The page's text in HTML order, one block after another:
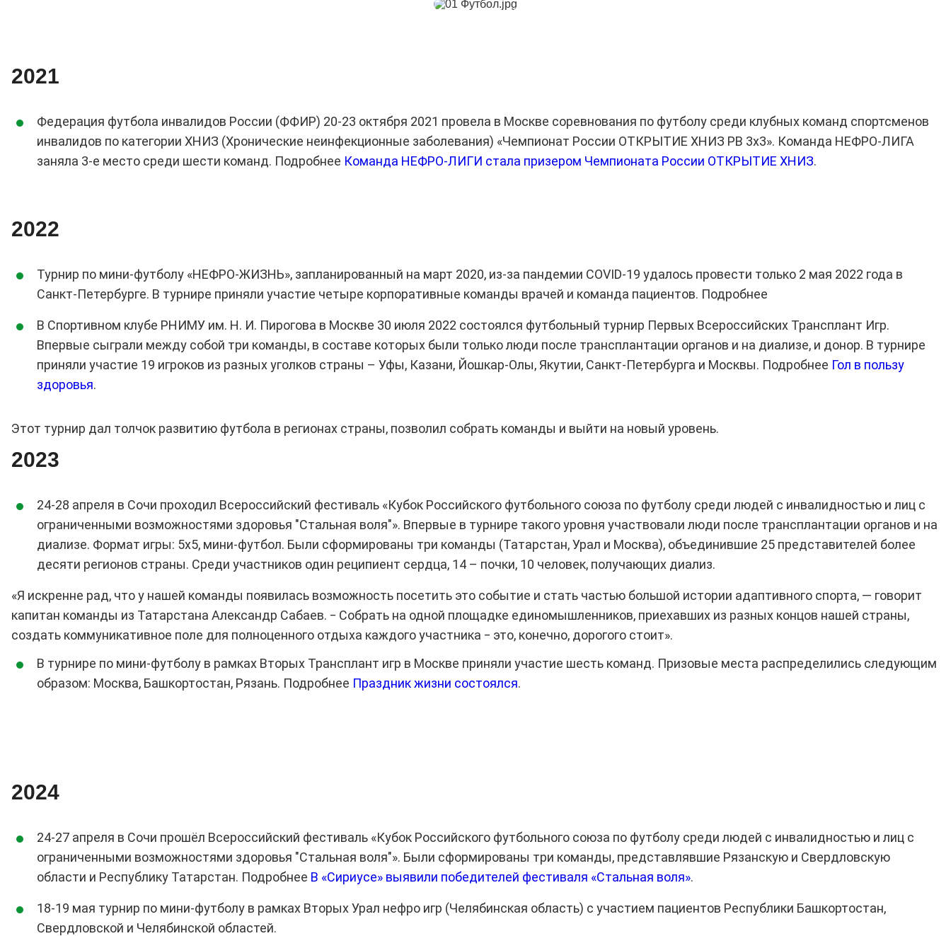
2021
Федерация футбола инвалидов России (ФФИР) 20-23 октября 2021 провела в Москве соревнования по футболу среди клубных команд спортсменов
инвалидов по категории ХНИЗ (Хронические неинфекционные заболевания) «Чемпионат России ОТКРЫТИЕ ХНИЗ РВ 3х3». Команда НЕФРО-ЛИГА
заняла 3-е место среди шести команд. Подробнее Команда НЕФРО-ЛИГИ стала призером Чемпионата России ОТКРЫТИЕ ХНИЗ.
2022
Турнир по мини-футболу «НЕФРО-ЖИЗНЬ», запланированный на март 2020, из-за пандемии COVID-19 удалось провести только 2 мая 2022 года в
Санкт-Петербурге. В турнире приняли участие четыре корпоративные команды врачей и команда пациентов. Подробнее
В Спортивном клубе РНИМУ им. Н. И. Пирогова в Москве 30 июля 2022 состоялся футбольный турнир Первых Всероссийских Трансплант Игр.
Впервые сыграли между собой три команды, в составе которых были только люди после трансплантации органов и на диализе, и донор. В турнире
приняли участие 19 игроков из разных уголков страны – Уфы, Казани, Йошкар-Олы, Якутии, Санкт-Петербурга и Москвы. Подробнее Гол в пользу
здоровья.
Этот турнир дал толчок развитию футбола в регионах страны, позволил собрать команды и выйти на новый уровень.
2023
24-28 апреля в Сочи проходил Всероссийский фестиваль «Кубок Российского футбольного союза по футболу среди людей с инвалидностью и лиц с
ограниченными возможностями здоровья "Стальная воля"». Впервые в турнире такого уровня участвовали люди после трансплантации органов и на
диализе. Формат игры: 5х5, мини-футбол. Были сформированы три команды (Татарстан, Урал и Москва), объединившие 25 представителей более
десяти регионов страны. Среди участников один реципиент сердца, 14 – почки, 10 человек, получающих диализ.
«Я искренне рад, что у нашей команды появилась возможность посетить это событие и стать частью большой истории адаптивного спорта, — говорит
капитан команды из Татарстана Александр Сабаев. ‒ Собрать на одной площадке единомышленников, приехавших из разных концов нашей страны,
создать коммуникативное поле для полноценного отдыха каждого участника ‒ это, конечно, дорогого стоит».
В турнире по мини-футболу в рамках Вторых Трансплант игр в Москве приняли участие шесть команд. Призовые места распределились следующим
образом: Москва, Башкортостан, Рязань. Подробнее Праздник жизни состоялся.
2024
24-27 апреля в Сочи прошёл Всероссийский фестиваль «Кубок Российского футбольного союза по футболу среди людей с инвалидностью и лиц с
ограниченными возможностями здоровья "Стальная воля"». Были сформированы три команды, представлявшие Рязанскую и Свердловскую
области и Республику Татарстан. Подробнее В «Сириусе» выявили победителей фестиваля «Стальная воля».
18-19 мая турнир по мини-футболу в рамках Вторых Урал нефро игр (Челябинская область) с участием пациентов Республики Башкортостан,
Свердловской и Челябинской областей.